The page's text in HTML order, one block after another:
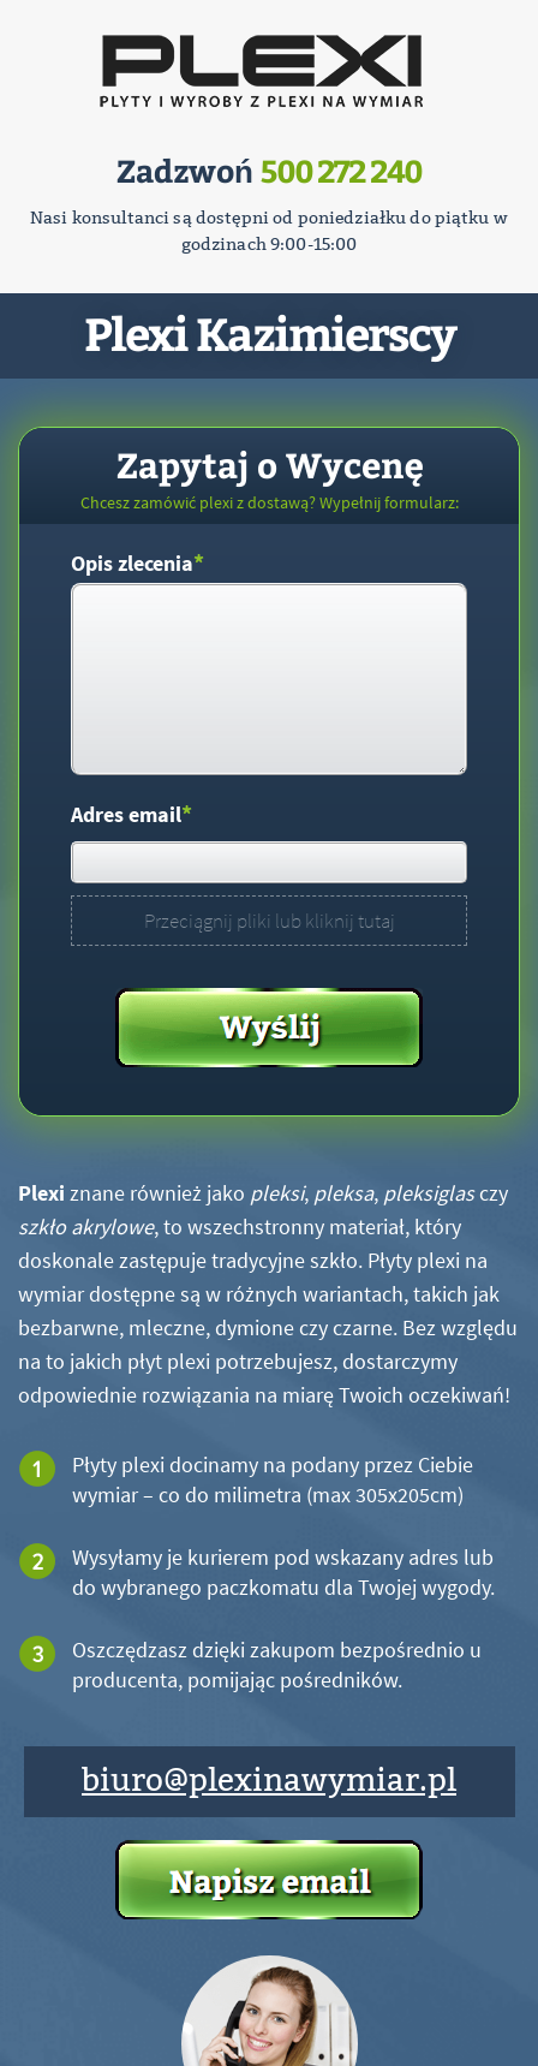
Zadzwoń 500 272 240
Nasi konsultanci są dostępni od poniedziałku do piątku w
godzinach 9:00-15:00
Plexi Kazimierscy
Zapytaj o Wycenę
Chcesz zamówić plexi z dostawą? Wypełnij formularz:
Opis zlecenia*
Adres email*
Przeciągnij pliki lub kliknij tutaj
Plexi znane również jako pleksi, pleksa, pleksiglasczy
szkło akrylowe, to wszechstronny materiał, który
doskonale zastępuje tradycyjne szkło. Płyty plexi na
wymiar dostępne są w różnych wariantach, takich jak
bezbarwne, mleczne, dymione czy czarne. Bez względu
na to jakich płyt plexi potrzebujesz, dostarczymy
odpowiednie rozwiązania na miarę Twoich oczekiwań!
Płyty plexi docinamy na podany przez Ciebie
wymiar – co do milimetra (max 305x205cm)
Wysyłamy je kurierem pod wskazany adres lub
do wybranego paczkomatu dla Twojej wygody.
Oszczędzasz dzięki zakupom bezpośrednio u
producenta, pomijając pośredników.
biuro@plexinawymiar.pl